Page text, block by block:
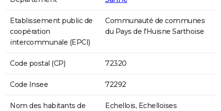
Etablissement public de
coopération
intercommunale (EPCI)
Communauté de communes
du Pays de l'Huisne Sarthoise
Code postal (CP) 72320
Code Insee 72292
Nom des habitants de
Echellois, Echelloises